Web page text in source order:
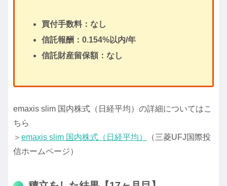
買付手数料：なし
信託報酬：0.154%以内/年
信託財産留保額：なし
emaxis slim 国内株式（日経平均）の詳細についてはこ
ちら
＞ emaxis slim 国内株式（日経平均）
（三菱UFJ国際投
信ホームページ）